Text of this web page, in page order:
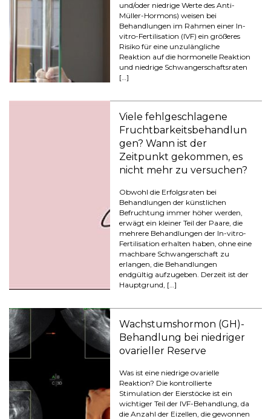
und/oder niedrige Werte des Anti-
Müller-Hormons) weisen bei
Behandlungen im Rahmen einer In-
vitro-Fertilisation (IVF) ein größeres
Risiko für eine unzulängliche
Reaktion auf die hormonelle Reaktion
und niedrige Schwangerschaftsraten
[…]
Viele fehlgeschlagene
Fruchtbarkeitsbehandlun
gen? Wann ist der
Zeitpunkt gekommen, es
nicht mehr zu versuchen?
Obwohl die Erfolgsraten bei
Behandlungen der künstlichen
Befruchtung immer höher werden,
erwägt ein kleiner Teil der Paare, die
mehrere Behandlungen der In-vitro-
Fertilisation erhalten haben, ohne eine
machbare Schwangerschaft zu
erlangen, die Behandlungen
endgültig aufzugeben. Derzeit ist der
Hauptgrund, […]
Wachstumshormon (GH)-
Behandlung bei niedriger
ovarieller Reserve
Was ist eine niedrige ovarielle
Reaktion? Die kontrollierte
Stimulation der Eierstöcke ist ein
wichtiger Teil der IVF-Behandlung, da
die Anzahl der Eizellen, die gewonnen